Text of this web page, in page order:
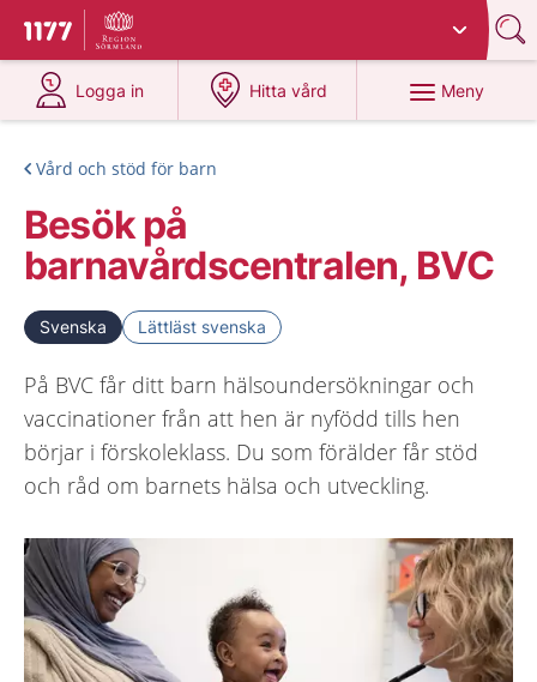
Till startsidan för 1177
Du har valt region
Logga in
på 1177.se
Hitta vård
på 1177.se
Meny
Vård och stöd för barn
Besök på
barnavårdscentralen, BVC
Svenska Lättläst svenska
På BVC får ditt barn hälsoundersökningar och
vaccinationer från att hen är nyfödd tills hen
börjar i förskoleklass. Du som förälder får stöd
och råd om barnets hälsa och utveckling.